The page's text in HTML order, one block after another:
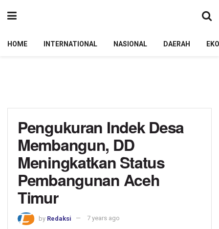
HOME INTERNATIONAL NASIONAL DAERAH
Pengukuran Indek Desa
Membangun, DD
Meningkatkan Status
Pembangunan Aceh
Timur
by Redaksi 7 years ago